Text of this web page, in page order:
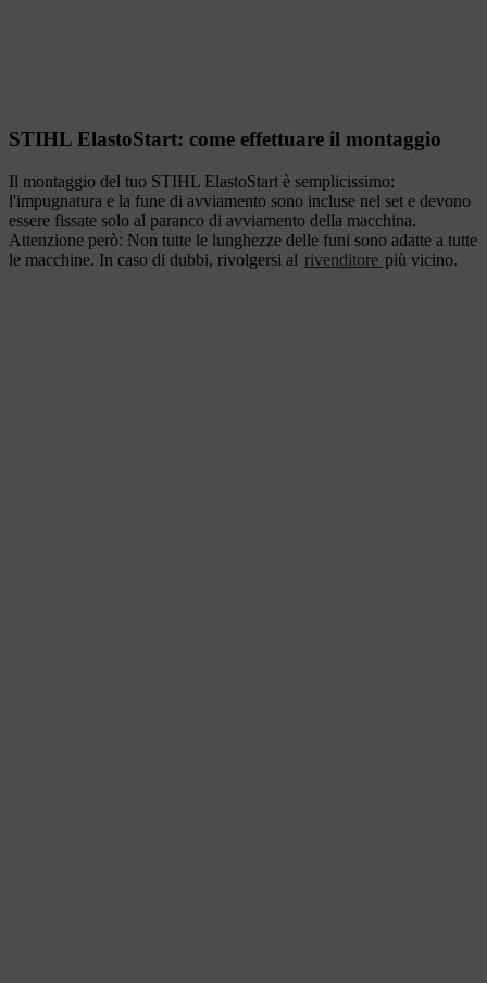
STIHL ElastoStart: come effettuare il montaggio
Il montaggio del tuo STIHL ElastoStart è semplicissimo:
l'impugnatura e la fune di avviamento sono incluse nel set e devono
essere fissate solo al paranco di avviamento della macchina.
Attenzione però: Non tutte le lunghezze delle funi sono adatte a tutte
le macchine. In caso di dubbi, rivolgersi al rivenditore più vicino.